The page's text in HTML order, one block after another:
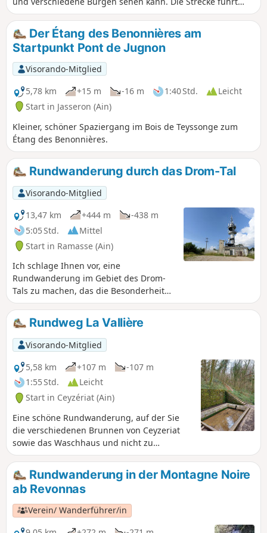
über asphaltierte Wege, Feldwege und Schotterwege.
Der Étang des Benonnières am
Startpunkt Pont de Jugnon
Visorando-Mitglied
5,78 km
+15 m -16 m 1:40 Std.
Leicht
Start in Jasseron (Ain)
Kleiner, schöner Spaziergang im Bois de Teyssonge zum
Étang des Benonnières.
Rundwanderung durch das Drom-Tal
Visorando-Mitglied
13,47 km
+444 m
-438 m
5:05 Std.
Mittel
Start in Ramasse (Ain)
Ich schlage Ihnen vor, eine
Rundwanderung im Gebiet des Drom-
Tals zu machen, das die Besonderheit
hat, dass es keine oberirdisch
fließenden Gewässer gibt. Nachdem Sie
die Dörfer Ramasse und Drom
durchquert haben, führt der Weg über
einige Anhöhen, insbesondere in der
Nähe der Kapelle Notre-Dame des
Conches, und bietet einige schöne
Ausblicke.
Rundweg La Vallière
Visorando-Mitglied
5,58 km
+107 m
-107 m
1:55 Std.
Leicht
Start in Ceyzériat (Ain)
Eine schöne Rundwanderung, auf der Sie
die verschiedenen Brunnen von Ceyzeriat
sowie das Waschhaus und nicht zu
vergessen den sehr schönen Wasserfall mit
seinen Wasserläufen entdecken können.
Rundwanderung in der Montagne Noire
ab Revonnas
Verein/ Wanderführer/in